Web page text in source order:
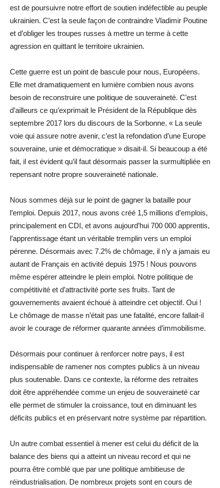
est de poursuivre notre effort de soutien indéfectible au peuple
ukrainien. C’est la seule façon de contraindre Vladimir Poutine
et d’obliger les troupes russes à mettre un terme à cette
agression en quittant le territoire ukrainien.
Cette guerre est un point de bascule pour nous, Européens.
Elle met dramatiquement en lumière combien nous avons
besoin de reconstruire une politique de souveraineté. C’est
d’ailleurs ce qu’exprimait le Président de la République dès
septembre 2017 lors du discours de la Sorbonne. « La seule
voie qui assure notre avenir, c’est la refondation d’une Europe
souveraine, unie et démocratique » disait-il. Si beaucoup a été
fait, il est évident qu’il faut désormais passer la surmultipliée en
repensant notre propre souveraineté nationale.
Nous sommes déjà sur le point de gagner la bataille pour
l’emploi. Depuis 2017, nous avons créé 1,5 millions d’emplois,
principalement en CDI, et avons aujourd’hui 700 000 apprentis,
l’apprentissage étant un véritable tremplin vers un emploi
pérenne. Désormais avec 7.2% de chômage, il n’y a jamais eu
autant de Français en activité depuis 1975 ! Nous pouvons
même espérer atteindre le plein emploi. Notre politique de
compétitivité et d’attractivité porte ses fruits. Tant de
gouvernements avaient échoué à atteindre cet objectif. Oui !
Le chômage de masse n’était pas une fatalité, encore fallait-il
avoir le courage de réformer quarante années d’immobilisme.
Désormais pour continuer à renforcer notre pays, il est
indispensable de ramener nos comptes publics à un niveau
plus soutenable. Dans ce contexte, la réforme des retraites
doit être appréhendée comme un enjeu de souveraineté car
elle permet de stimuler la croissance, tout en diminuant les
déficits publics et en préservant notre système par répartition.
Un autre combat essentiel à mener est celui du déficit de la
balance des biens qui a atteint un niveau record et qui ne
pourra être comblé que par une politique ambitieuse de
réindustrialisation. De nombreux projets sont en cours de